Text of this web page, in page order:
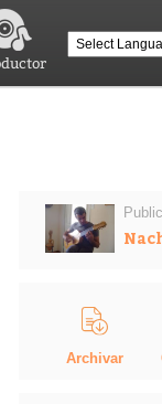
Archivar